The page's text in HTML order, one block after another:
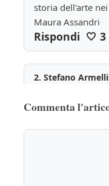
storia dell'arte
Maura Assandri
Rispondi 🤍 3
2. Stefano
seguono i fatti
Commenta